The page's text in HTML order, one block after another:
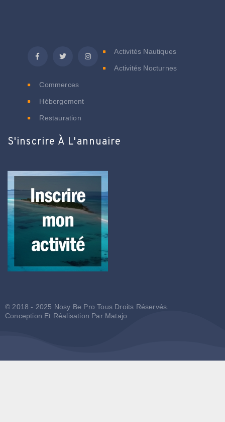
Activités Nautiques
Activités Nocturnes
Commerces
Hébergement
Restauration
S'inscrire À L'annuaire
© 2018 - 2025 Nosy Be Pro Tous Droits Réservés.
Conception Et Réalisation Par Matajo